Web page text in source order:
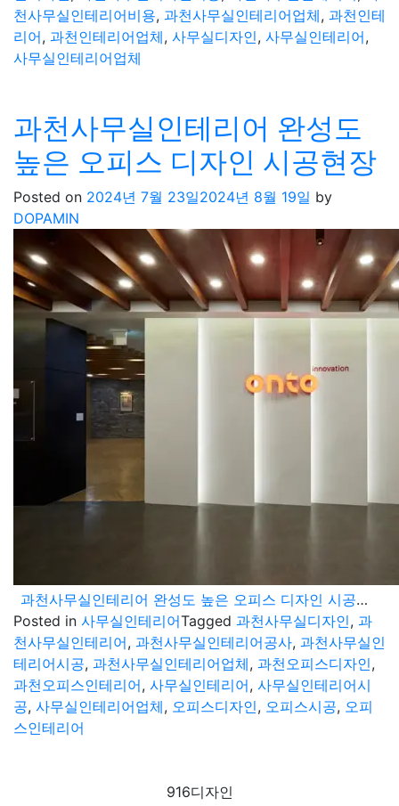
천사무실인테리어비용, 과천사무실인테리어업체, 과천인테
리어, 과천인테리어업체, 사무실디자인, 사무실인테리어,
사무실인테리어업체
과천사무실인테리어 완성도
높은 오피스 디자인 시공현장
Posted on 2024년 7월 23일2024년 8월 19일 by
DOPAMIN
과천사무실인테리어 완성도 높은 오피스 디자인 시공현장
Posted in 사무실인테리어Tagged 과천사무실디자인, 과
천사무실인테리어, 과천사무실인테리어공사, 과천사무실인
테리어시공, 과천사무실인테리어업체, 과천오피스디자인,
과천오피스인테리어, 사무실인테리어, 사무실인테리어시
공, 사무실인테리어업체, 오피스디자인, 오피스시공, 오피
스인테리어
916디자인